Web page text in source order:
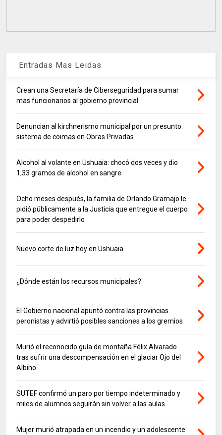
Entradas Mas Leidas
Crean una Secretaría de Ciberseguridad para sumar
mas funcionarios al gobierno provincial
Denuncian al kirchnerismo municipal por un presunto
sistema de coimas en Obras Privadas
Alcohol al volante en Ushuaia: chocó dos veces y dio
1,33 gramos de alcohol en sangre
Ocho meses después, la familia de Orlando Gramajo le
pidió públicamente a la Justicia que entregue el cuerpo
para poder despedirlo
Nuevo corte de luz hoy en Ushuaia
¿Dónde están los recursos municipales?
El Gobierno nacional apuntó contra las provincias
peronistas y advirtió posibles sanciones a los gremios
Murió el reconocido guía de montaña Félix Alvarado
tras sufrir una descompensación en el glaciar Ojo del
Albino
SUTEF confirmó un paro por tiempo indeterminado y
miles de alumnos seguirán sin volver a las aulas
Mujer murió atrapada en un incendio y un adolescente